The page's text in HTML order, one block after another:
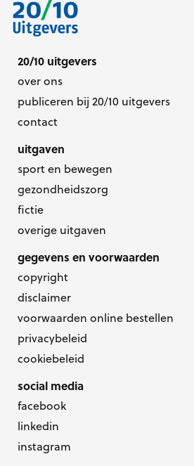
20/10 uitgevers
over ons
publiceren bij 20/10 uitgevers
contact
uitgaven
sport en bewegen
gezondheidszorg
fictie
overige uitgaven
gegevens en voorwaarden
copyright
disclaimer
voorwaarden online bestellen
privacybeleid
cookiebeleid
social media
facebook
linkedin
instagram